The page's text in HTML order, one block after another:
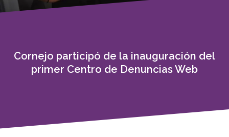
Cornejo participó de la inauguración del
primer Centro de Denuncias Web